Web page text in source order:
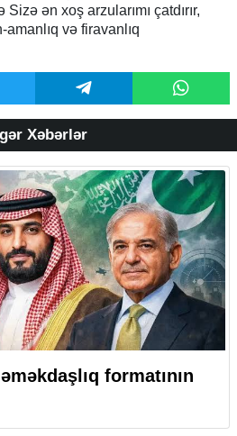
ən xoş arzularımı çatdırır,
amanlıq və firavanlıq
Xəbərlər
formatının